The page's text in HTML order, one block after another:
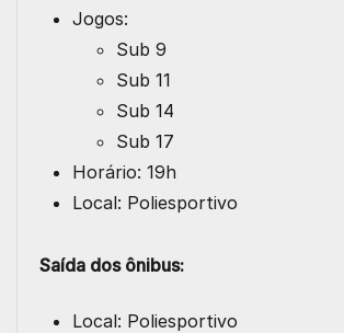
Jogos:
Sub 9
Sub 11
Sub 14
Sub 17
Horário: 19h
Local: Poliesportivo
Saída dos ônibus:
Local: Poliesportivo